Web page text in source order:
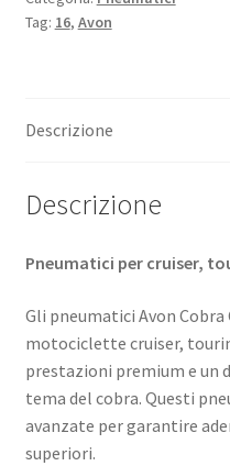
Tag: 16, Avon
Descrizione
Descrizione
Pneumatici per cruiser,
Gli pneumatici Avon
motociclette cruiser,
prestazioni premium e un
tema del cobra. Questi
avanzate per garantire
superiori.